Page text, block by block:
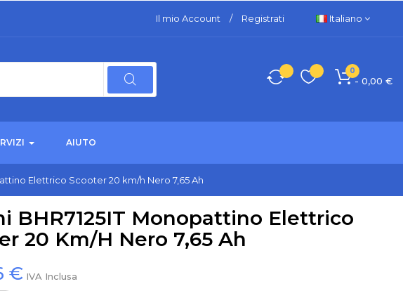
Il mio Account / Registrati Italiano
0
- 0,00 €
AIUTO
Elettrico Scooter 20 km/h Nero 7,65 Ah
BHR7125IT Monopattino Elettrico
20 Km/h Nero 7,65 Ah
€ IVA Inclusa